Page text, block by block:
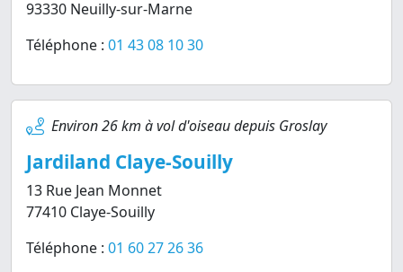
93330 Neuilly-sur-Marne
Téléphone : 01 43 08 10 30
Environ 26 km à vol d'oiseau depuis Groslay
Jardiland Claye-Souilly
13 Rue Jean Monnet
77410 Claye-Souilly
Téléphone : 01 60 27 26 36